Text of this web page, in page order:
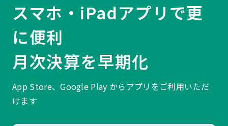
スマホ・iPadアプリで更
に便利
月次決算を早期化
App Store、Google Play からアプリをご利用いただ
けます